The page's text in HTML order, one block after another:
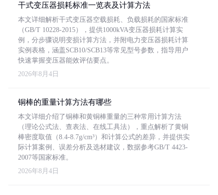
干式变压器损耗标准一览表及计算方法
本文详细解析干式变压器空载损耗、负载损耗的国家标准
（GB/T 10228-2015），提供1000kVA变压器损耗计算实
例，分步骤说明变损计算方法，并附电力变压器损耗计算
实例表格，涵盖SCB10/SCB13等常见型号参数，指导用户
快速掌握变压器能效评估要点。
2026年8月4日
铜棒的重量计算方法有哪些
本文详细介绍了铜棒和黄铜棒重量的三种常用计算方法
（理论公式法、查表法、在线工具法），重点解析了黄铜
棒密度取值（8.4-8.7g/cm³）和计算公式的差异，并提供实
际计算案例、误差分析及选材建议，数据参考GB/T 4423-
2007等国家标准。
2026年8月4日